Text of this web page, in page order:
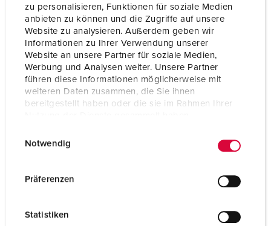
zu personalisieren, Funktionen für soziale Medien
anbieten zu können und die Zugriffe auf unsere
Website zu analysieren. Außerdem geben wir
Informationen zu Ihrer Verwendung unserer
Website an unsere Partner für soziale Medien,
Werbung und Analysen weiter. Unsere Partner
führen diese Informationen möglicherweise mit
weiteren Daten zusammen, die Sie ihnen
bereitgestellt haben oder die sie im Rahmen Ihrer
Notwendig
Präferenzen
Statistiken
KoneCranes